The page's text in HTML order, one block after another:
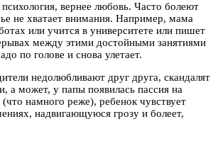
психология, вернее любовь. Часто болеют
не хватает внимания. Например, мама
или учится в университете или пишет
между этими достойными занятиями
по голове и снова улетает.
недолюбливают друг друга, скандалят
а может, у папы появилась пассия на
намного реже), ребенок чувствует
надвигающуюся грозу и болеет,